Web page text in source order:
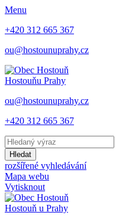
Menu
+420 312 665 367
ou@hostounuprahy.cz
Hostouňu Prahy
ou@hostounuprahy.cz
+420 312 665 367
Hledat
rozšířené vyhledávání
Mapa webu
Vytisknout
Hostouň u Prahy